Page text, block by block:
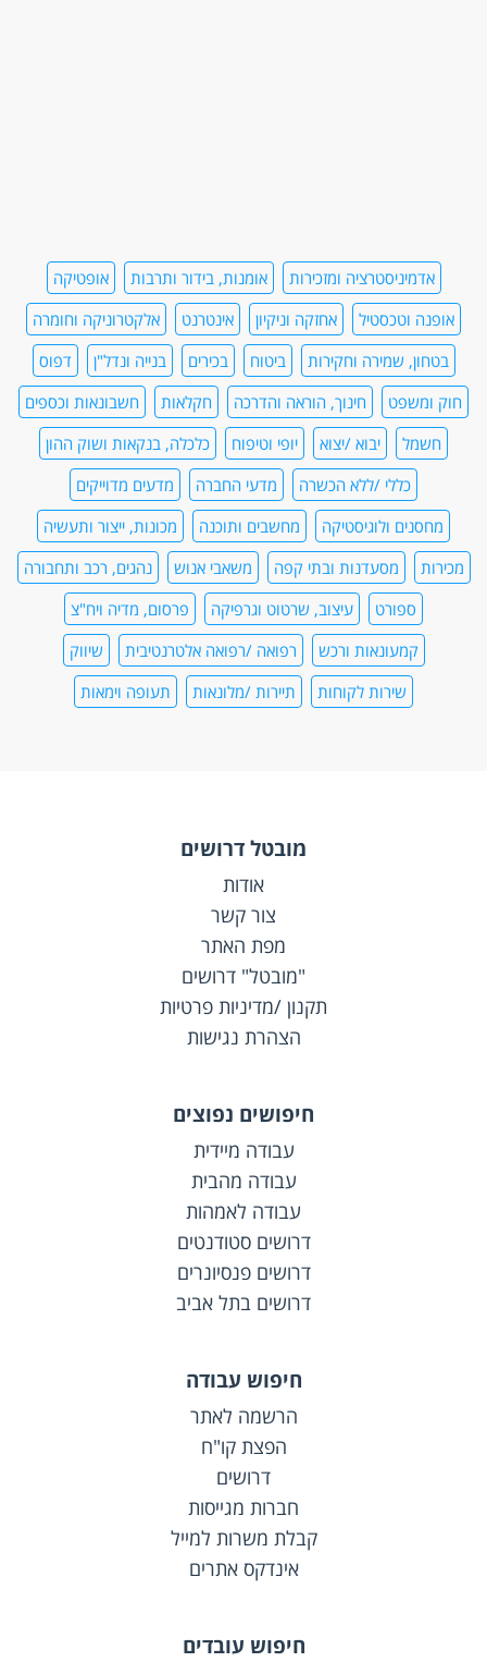
אדמיניסטרציה ומזכירות אומנות, בידור ותרבות
אופטיקה
אופנה וטכסטיל
אחזקה וניקיון אינטרנט
אלקטרוניקה וחומרה
בטחון, שמירה וחקירות
ביטוח בכירים בנייה ונדל"ן
דפוס
חוק ומשפט
חינוך, הוראה והדרכה חקלאות
חשבונאות וכספים
חשמל
יבוא /יצוא יופי וטיפוח
כלכלה, בנקאות ושוק ההון
כללי /ללא הכשרה
מדעי החברה
מדעים מדוייקים
מחסנים ולוגיסטיקה
מחשבים ותוכנה
מכונות, ייצור ותעשיה
מכירות
מסעדנות ובתי קפה משאבי אנוש
נהגים, רכב ותחבורה
ספורט
עיצוב, שרטוט וגרפיקה
פרסום, מדיה ויח"צ
קמעונאות ורכש
רפואה /רפואה אלטרנטיבית
שיווק
שירות לקוחות
תיירות /מלונאות תעופה וימאות
מובטל דרושים
אודות
צור קשר
מפת האתר
"מובטל" דרושים
תקנון /מדיניות פרטיות
הצהרת נגישות
חיפושים נפוצים
עבודה מיידית
עבודה מהבית
עבודה לאמהות
דרושים סטודנטים
דרושים פנסיונרים
דרושים בתל אביב
חיפוש עבודה
הרשמה לאתר
הפצת קו"ח
דרושים
חברות מגייסות
קבלת משרות למייל
אינדקס אתרים
חיפוש עובדים